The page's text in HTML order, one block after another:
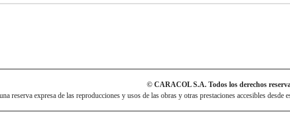
© CARACOL S.A. Todos los derechos
reserva expresa de las reproducciones y usos de las obras y otras prestaciones accesibles desde